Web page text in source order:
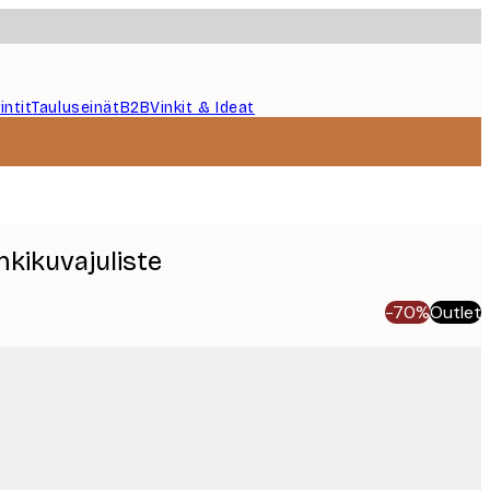
TauluseinätB2BVinkit & Ideat
-70%Outlet